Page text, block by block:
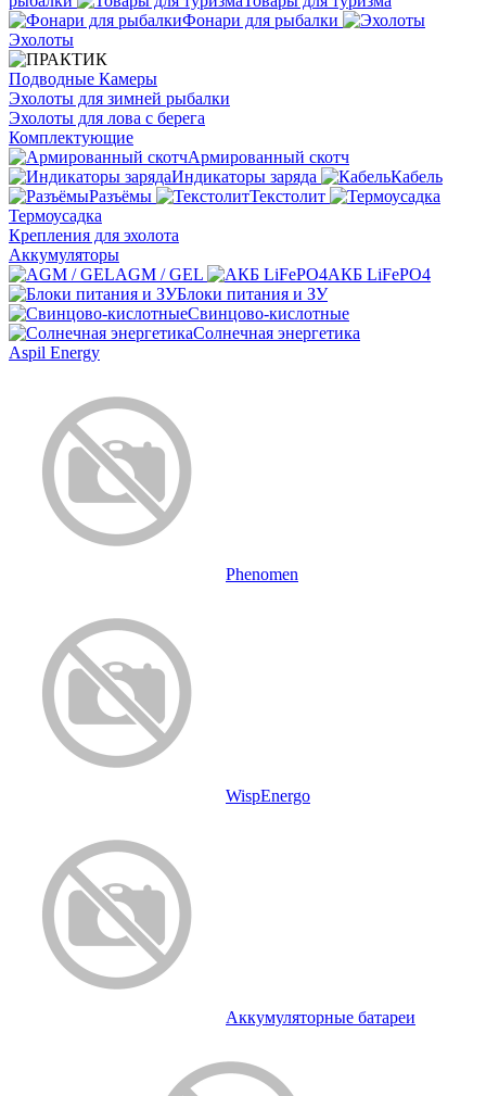
Фонари для рыбалки
Эхолоты
Подводные Камеры
Эхолоты для зимней рыбалки
Эхолоты для лова с берега
Комплектующие
Армированный скотч
Индикаторы заряда
Кабель
Разъёмы
Текстолит
Термоусадка
Крепления для эхолота
Аккумуляторы
AGM / GEL
АКБ LiFePO4
Блоки питания и ЗУ
Свинцово-кислотные
Солнечная энергетика
Aspil Energy
Phenomen
WispEnergo
Аккумуляторные батареи